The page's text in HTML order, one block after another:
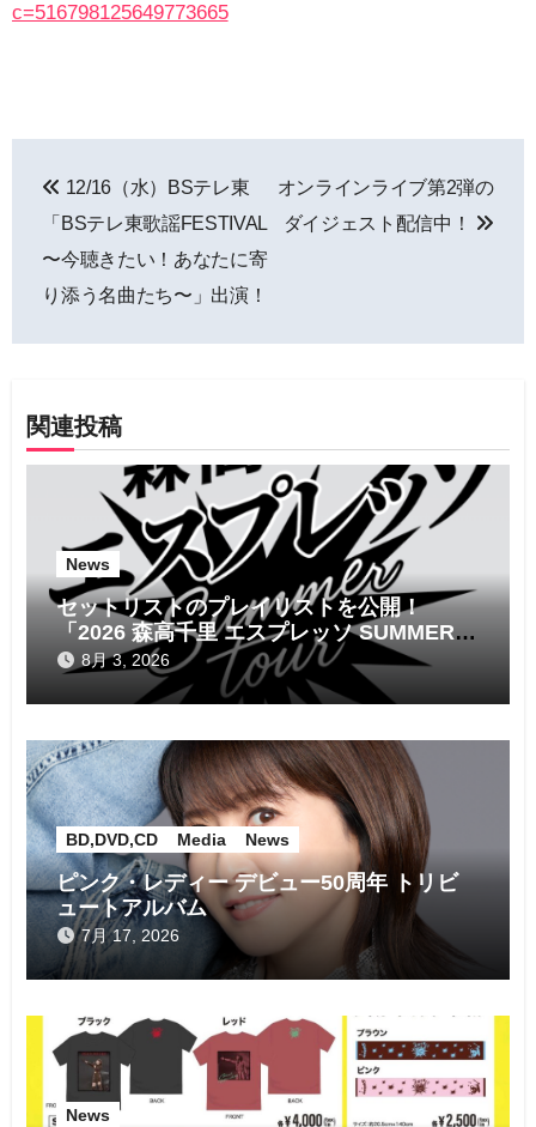
c=516798125649773665
ナ
ビ
ゲ
ー
シ
12/16（水）BSテレ東
「BSテレ東歌謡FESTIVAL
〜今聴きたい！あなたに寄
り添う名曲たち〜」出演！
オンラインライブ第2弾の
ダイジェスト配信中！
関連投稿
News
セットリストのプレイリストを公開！
「2026 森高千里 エスプレッソ SUMMER
tour」
8月 3, 2026
BD,DVD,CD Media News
ピンク・レディー デビュー50周年 トリビ
ュートアルバム
7月 17, 2026
News